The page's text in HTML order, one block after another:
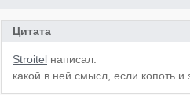
Цитата
Stroitel написал:
какой в ней смысл, если копоть